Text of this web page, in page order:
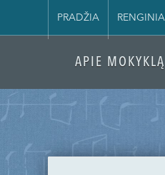
PRADŽIA RENGINIAI
APIE MOKYKLĄ